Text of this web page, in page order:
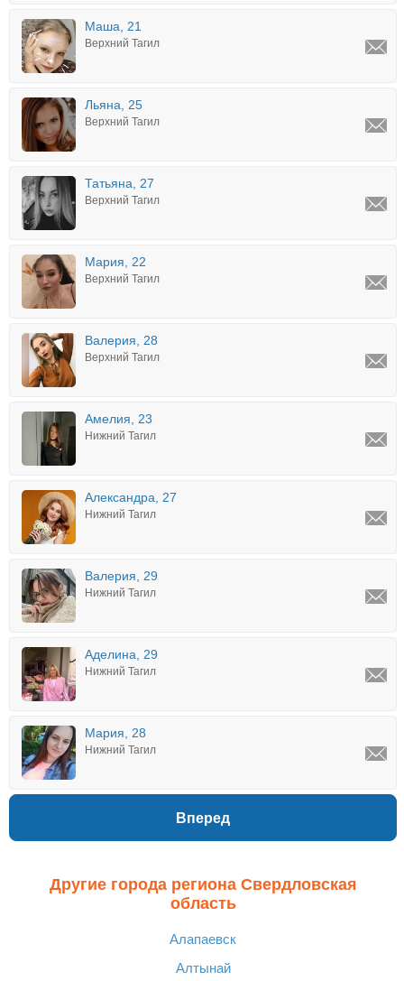
Маша, 21
Верхний Тагил
Льяна, 25
Верхний Тагил
Татьяна, 27
Верхний Тагил
Мария, 22
Верхний Тагил
Валерия, 28
Верхний Тагил
Амелия, 23
Нижний Тагил
Александра, 27
Нижний Тагил
Валерия, 29
Нижний Тагил
Аделина, 29
Нижний Тагил
Мария, 28
Нижний Тагил
Вперед
Другие города региона Свердловская
область
Алапаевск
Алтынай